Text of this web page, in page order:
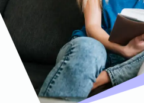
Wohnungsschutzbrief
Produktübersicht
Zur
Produktübersicht
Produktübersicht
Zur
Produktübersicht
Produktübersicht
Produktübersicht
Montageversicherung
Produktübersicht
Gruppenunfall für
Betriebe
Gruppenunfall für
Vereine
Kunstversicherung
Valorenversicherung